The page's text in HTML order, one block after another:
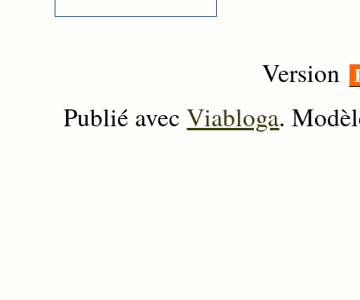
Version
Publié avecViabloga.